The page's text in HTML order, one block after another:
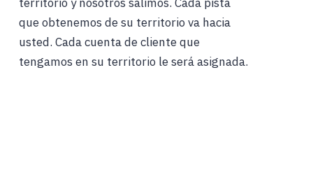
que obtenemos de su territorio va hacia
usted. Cada cuenta de cliente que
tengamos en su territorio le será asignada.